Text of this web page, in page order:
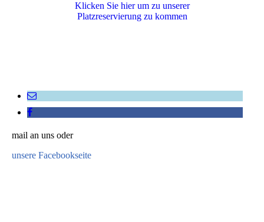
Klicken Sie hier um zu unserer
Platzreservierung zu kommen
mail an uns oder
unsere Facebookseite